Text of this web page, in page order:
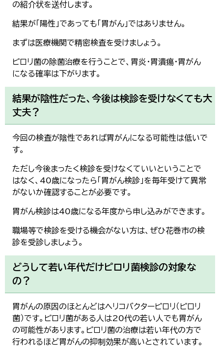
の紹介状を送付します。
結果が「陽性」であっても「胃がん」ではありません。
まずは医療機関で精密検査を受けましょう。
ピロリ菌の除菌治療を行うことで、胃炎・胃潰瘍・胃がん
になる確率は下がります。
結果が陰性だった、今後は検診を受けなくても大
丈夫？
今回の検査が陰性であれば胃がんになる可能性は低いで
す。
ただし今後まったく検診を受けなくていいということで
はなく、40歳になったら「胃がん検診」を毎年受けて異常
がないか確認することが必要です。
胃がん検診は40歳になる年度から申し込みができます。
職場等で検診を受ける機会がない方は、ぜひ花巻市の検
診を受診しましょう。
どうして若い年代だけピロリ菌検診の対象な
の？
胃がんの原因のほとんどはヘリコバクターピロリ（ピロリ
菌）です。ピロリ菌がある人は20代の若い人でも胃がん
の可能性があります。ピロリ菌の治療は若い年代の方で
行われるほど胃がんの抑制効果が高いとされています。